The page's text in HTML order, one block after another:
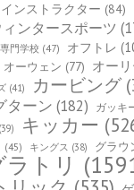
インストラクター (84)
ィンタースポーツ
門学校 (47) オフトレ
オーウェン (77) オー
(41) カービング
ターン (182)
ガッキ
(39) キッカー
(45) キングス (38)
グラウ
ラトリ